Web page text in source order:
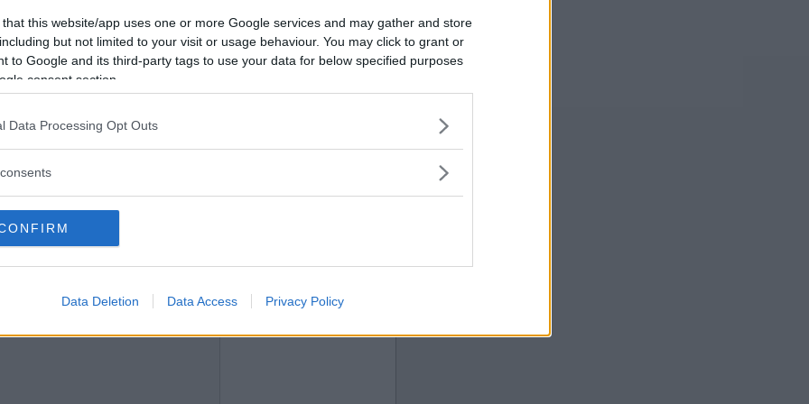
that this website/app uses one or more Google services and may gather and store
but not limited to your visit or usage behaviour. You may click to grant or
to Google and its third-party tags to use your data for below specified purposes
consent section.
Data Processing Opt Outs
Data Deletion Data Access Privacy Policy
2018-02-03 21:21
2018-02-03 21:36
Vill du bli
medlem?